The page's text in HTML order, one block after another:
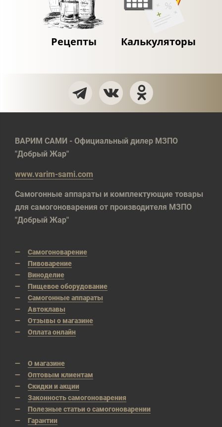
Рецепты Калькуляторы
ВАРИМ САМИ - Официальный дилер МЗПО
"Добрый Жар"
www.varim-sami.com
Самогонные аппараты и комплектующие товары
для самогоноварения от производителя МЗПО
"Добрый Жар"
Самогоноварение
Пивоварение
Виноделие
Пищевое оборудование
Самогонные аппараты
Автоклавы
Отзывы о магазине
Оплата онлайн
О магазине
Оптовым клиентам
Скидки и акции
Законность самогоноварения
Полезные статьи о самогоноварении
Гарантии